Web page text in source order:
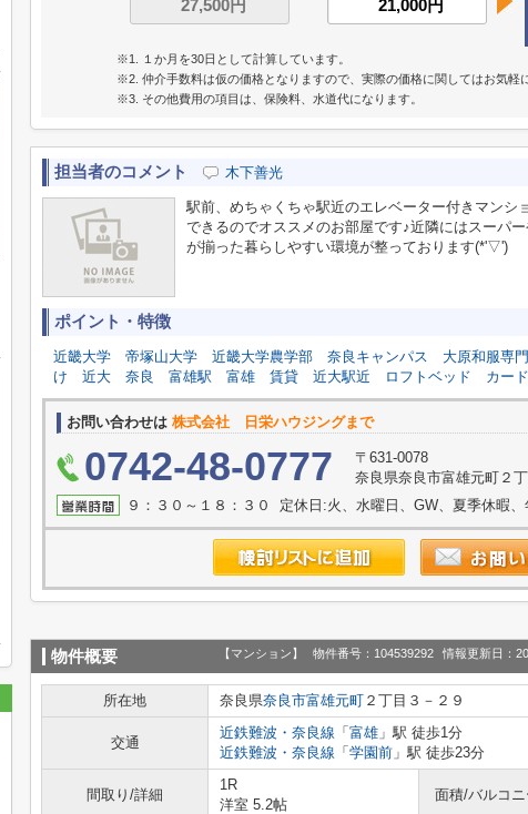
※1. １か月を30日として計算しています。
※2. 仲介手数料は仮の価格となりますので、実際の価格に関してはお気軽
※3. その他費用の項目は、保険料、水道代になります。
担当者のコメント 木下善光
駅前、めちゃくちゃ駅近のエレベーター付きマンシ
できるのでオススメのお部屋です♪近隣にはスーパ
が揃った暮らしやすい環境が整っております(*'▽')
ポイント・特徴
近畿大学 帝塚山大学 近畿大学農学部 奈良キャンパス
大原和服専
け
近大 奈良 富雄駅 富雄 賃貸 近大駅近 ロフトベッド カー
お問い合わせは 株式会社 日栄ハウジングまで
0742-48-0777
〒631-0078
奈良県奈良市富雄元町２
９：３０～１８：３０ 定休日:火、水曜日、GW、夏季休暇
物件概要 【マンション】 物件番号：104539292 情報更新日：
所在地 奈良県奈良市富雄元町 ２丁目３－２９
交通
近鉄難波・奈良線 「 富雄 」駅 徒歩1分
近鉄難波・奈良線 「 学園前 」駅 徒歩23分
間取り/詳細
1R
洋室 5.2帖
面積/バルコ